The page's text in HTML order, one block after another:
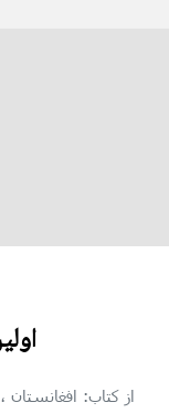
از کتاب: افغانستان